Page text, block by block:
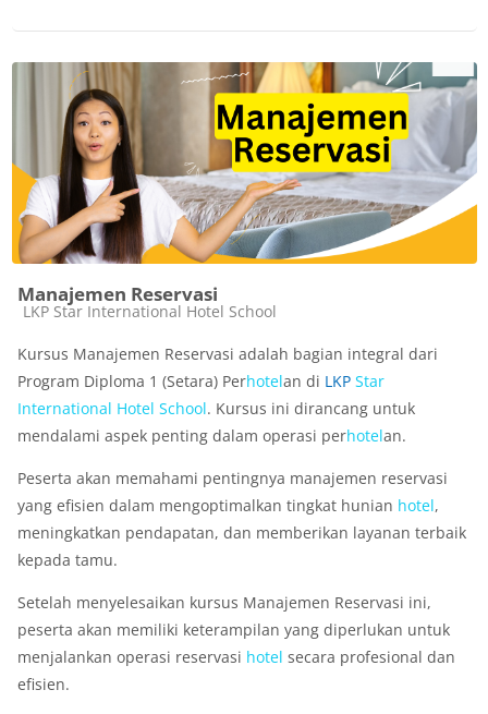
Manajemen Reservasi
Kategori kursus
LKP Star International Hotel School
Kursus Manajemen Reservasi adalah bagian integral dari
Program Diploma 1 (Setara) Perhotelan di LKP Star
International Hotel School. Kursus ini dirancang untuk
mendalami aspek penting dalam operasi perhotelan.
Peserta akan memahami pentingnya manajemen reservasi
yang efisien dalam mengoptimalkan tingkat hunian hotel,
meningkatkan pendapatan, dan memberikan layanan terbaik
kepada tamu.
Setelah menyelesaikan kursus Manajemen Reservasi ini,
peserta akan memiliki keterampilan yang diperlukan untuk
menjalankan operasi reservasi hotel secara profesional dan
efisien.